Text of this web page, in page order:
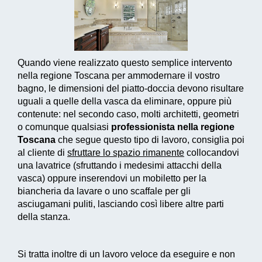
Quando viene realizzato questo semplice intervento
nella regione Toscana per ammodernare il vostro
bagno, le dimensioni del piatto-doccia devono risultare
uguali a quelle della vasca da eliminare, oppure più
contenute: nel secondo caso, molti architetti, geometri
o comunque qualsiasi professionista nella regione
Toscana che segue questo tipo di lavoro, consiglia poi
al cliente di sfruttare lo spazio rimanente collocandovi
una lavatrice (sfruttando i medesimi attacchi della
vasca) oppure inserendovi un mobiletto per la
biancheria da lavare o uno scaffale per gli
asciugamani puliti, lasciando così libere altre parti
della stanza.
Si tratta inoltre di un lavoro veloce da eseguire e non